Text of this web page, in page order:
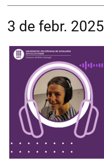
3 de febr. 2025